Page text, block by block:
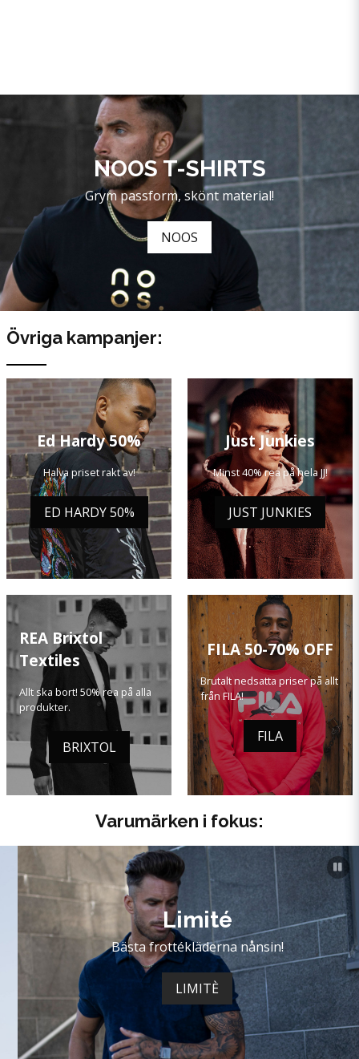
NOOS T-SHIRTS
Grym passform, skönt material!
NOOS
Övriga kampanjer:
Ed Hardy 50%
Halva priset rakt av!
ED HARDY 50%
Just Junkies
Minst 40% rea på hela JJ!
JUST JUNKIES
REA Brixtol
Textiles
Allt ska bort! 50% rea på alla
produkter.
BRIXTOL
FILA 50-70% OFF
Brutalt nedsatta priser på allt
från FILA!
FILA
Varumärken i fokus:
Limité
Bästa frottékläderna nånsin!
LIMITÈ